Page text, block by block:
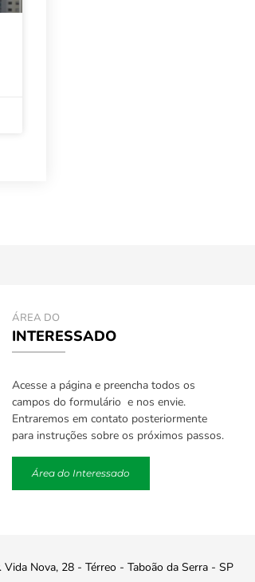
ÁREA DO
INTERESSADO
Acesse a página e preencha todos os
campos do formulário e nos envie.
Entraremos em contato posteriormente
para instruções sobre os próximos passos.
Área do Interessado
Vida Nova, 28 - Térreo - Taboão da Serra - SP